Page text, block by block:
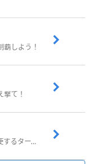
しよう！
て！
武器の『アビリティ』と『戦神』を駆使するターン制コマンドバトルRPG！